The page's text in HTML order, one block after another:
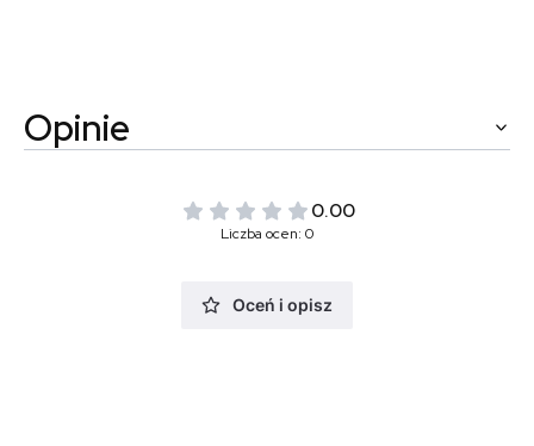
Opinie
0.00
Liczba ocen: 0
Oceń i opisz